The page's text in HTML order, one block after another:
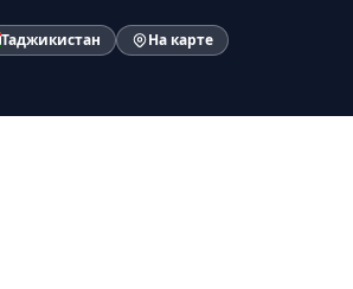
Таджикистан На карте